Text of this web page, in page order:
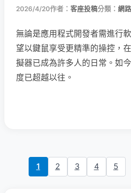
2026/4/20作者： 客座投稿分類： 網
無論是應用程式開發者需進行
望以鍵鼠享受更精準的操控，
擬器已成為許多人的日常。如
度已超越以往。
1 2 3 4 5